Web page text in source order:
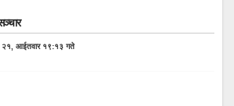
२१, आईतवार १९:१३ गते